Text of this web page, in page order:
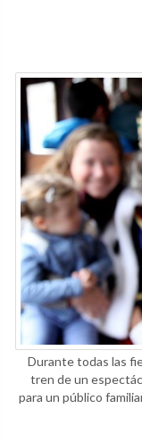
Durante todas las
tren de un
para un público